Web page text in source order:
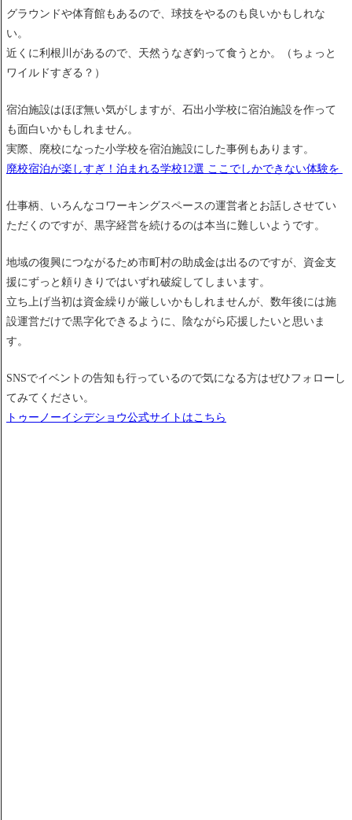
グラウンドや体育館もあるので、球技をやるのも良いかもしれな
い。
近くに利根川があるので、天然うなぎ釣って食うとか。（ちょっと
ワイルドすぎる？）
宿泊施設はほぼ無い気がしますが、石出小学校に宿泊施設を作って
も面白いかもしれません。
実際、廃校になった小学校を宿泊施設にした事例もあります。
廃校宿泊が楽しすぎ！泊まれる学校12選 ここでしかできない体験を
仕事柄、いろんなコワーキングスペースの運営者とお話しさせてい
ただくのですが、黒字経営を続けるのは本当に難しいようです。
地域の復興につながるため市町村の助成金は出るのですが、資金支
援にずっと頼りきりではいずれ破綻してしまいます。
立ち上げ当初は資金繰りが厳しいかもしれませんが、数年後には施
設運営だけで黒字化できるように、陰ながら応援したいと思いま
す。
SNSでイベントの告知も行っているので気になる方はぜひフォローし
てみてください。
トゥーノーイシデショウ公式サイトはこちら